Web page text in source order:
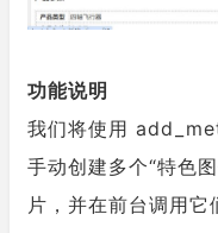
功能说明
我们将使用
手动创建多个“特色
片，并在前台调用它